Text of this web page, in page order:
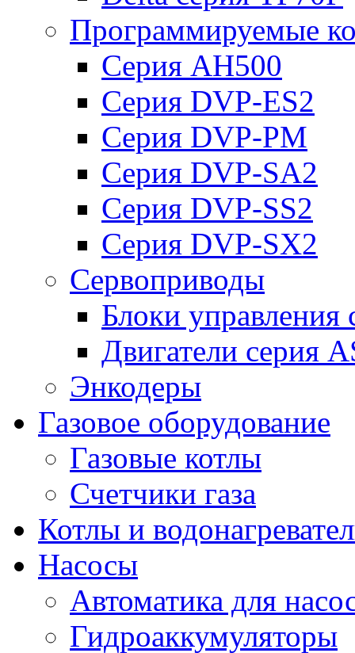
Программируемые
Серия AH500
Серия DVP-ES2
Серия DVP-PM
Серия DVP-SA2
Серия DVP-SS2
Серия DVP-SX2
Сервоприводы
Блоки
Двигатели серия
Энкодеры
Газовое оборудование
Газовые котлы
Счетчики газа
Котлы и
Насосы
Автоматика для
Гидроаккумуляторы